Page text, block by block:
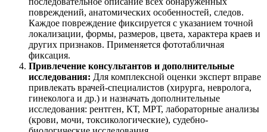
повреждений, анатомических особенностей, следов.
Каждое повреждение фиксируется с указанием точной
локализации, формы, размеров, цвета, характера краев и
других признаков. Применяется фототабличная
фиксация.
Привлечение консультантов и дополнительные
исследования: Для комплексной оценки эксперт вправе
привлекать врачей-специалистов (хирурга, неврологa,
гинеколога и др.) и назначать дополнительные
исследования: рентген, КТ, МРТ, лабораторные анализы
(крови, мочи, токсикологические), судебно-